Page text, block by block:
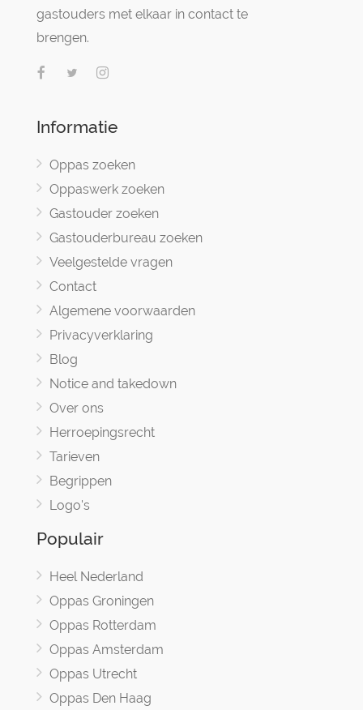
gastouders met elkaar in contact te
brengen.
Informatie
Oppas zoeken
Oppaswerk zoeken
Gastouder zoeken
Gastouderbureau zoeken
Veelgestelde vragen
Contact
Algemene voorwaarden
Privacyverklaring
Blog
Notice and takedown
Over ons
Herroepingsrecht
Tarieven
Begrippen
Logo's
Populair
Heel Nederland
Oppas Groningen
Oppas Rotterdam
Oppas Amsterdam
Oppas Utrecht
Oppas Den Haag